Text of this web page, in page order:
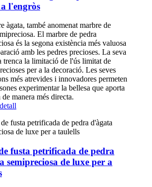
l'engròs
àgata, també anomenat marbre de
El marbre de pedra
és la segona existència més valuosa
amb les pedres precioses. La seva
trenca la limitació de l'ús limitat de
per a la decoració. Les seves
més atrevides i innovadores permeten
experimentar la bellesa que aporta
de manera més directa.
detall
fusta petrificada de pedra
semipreciosa de luxe per a